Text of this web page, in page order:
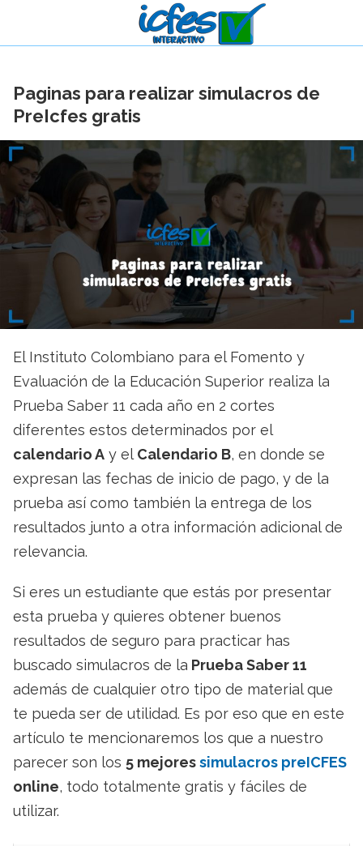
Paginas para realizar simulacros de
PreIcfes gratis
El Instituto Colombiano para el Fomento y
Evaluación de la Educación Superior realiza la
Prueba Saber 11 cada año en 2 cortes
diferentes estos determinados por el
calendario A y el Calendario B, en donde se
expresan las fechas de inicio de pago, y de la
prueba así como también la entrega de los
resultados junto a otra información adicional de
relevancia.
Si eres un estudiante que estás por presentar
esta prueba y quieres obtener buenos
resultados de seguro para practicar has
buscado simulacros de la Prueba Saber 11
además de cualquier otro tipo de material que
te pueda ser de utilidad. Es por eso que en este
artículo te mencionaremos los que a nuestro
parecer son los 5 mejoressimulacros preICFES
online, todo totalmente gratis y fáciles de
utilizar.